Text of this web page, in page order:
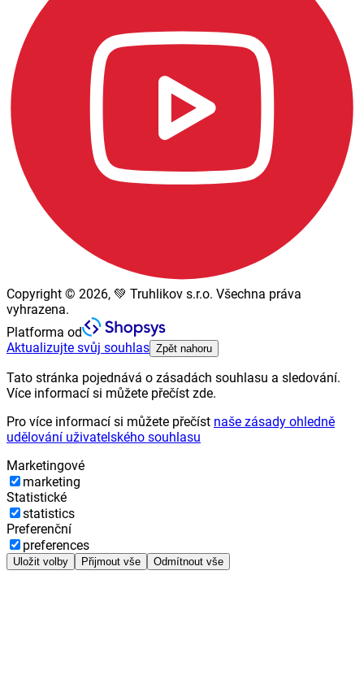
Copyright © 2026, 💚 Truhlikov s.r.o. Všechna práva
vyhrazena.
Platforma od
Aktualizujte svůj souhlas Zpět nahoru
Tato stránka pojednává o zásadách souhlasu a sledování.
Více informací si můžete přečíst zde.
Pro více informací si můžete přečíst naše zásady ohledně
udělování uživatelského souhlasu
Marketingové
marketing
Statistické
statistics
Preferenční
preferences
Uložit volby Přijmout vše Odmítnout vše